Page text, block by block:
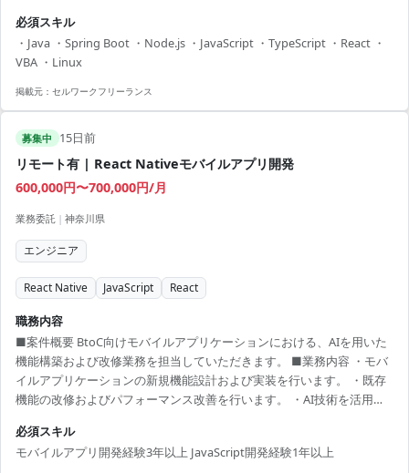
Next.jsが含まれます。 プロジェクトはIT環境の統合と効率化を目的と
しており、保険に特化した知識を活かしてITプロジェクトに貢献できる
方をお待ちしております。 また、日本語と英語のバイリンガルスキル
も歓迎されます。 【アピールポイント】 ・多様な技術環境でス...
必須スキル
・Java ・Spring Boot ・Node.js ・JavaScript ・TypeScript ・React ・
VBA ・Linux
掲載元： セルワークフリーランス
募集中 15日前
リモート有 | React Nativeモバイルアプリ開発
600,000円〜700,000円/月
業務委託 | 神奈川県
エンジニア
React Native JavaScript React
職務内容
■案件概要 BtoC向けモバイルアプリケーションにおける、AIを用いた
機能構築および改修業務を担当していただきます。 ■業務内容 ・モバ
イルアプリケーションの新規機能設計および実装を行います。 ・既存
機能の改修およびパフォーマンス改善を行います。 ・AI技術を活用し
滑なプロジェクト推進を支援します。 ■開発環境 React Native,
JavaScript
必須スキル
モバイルアプリ開発経験3年以上 JavaScript開発経験1年以上